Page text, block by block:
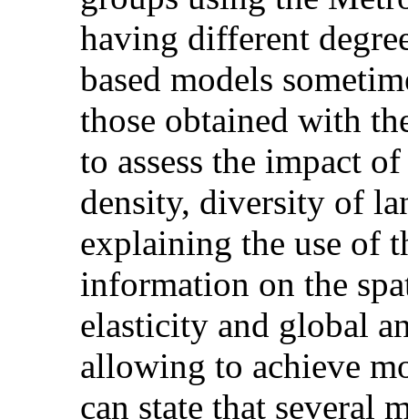
having different
based models
those obtained with
to assess the impact
density, diversity of
explaining the use of
information on the
elasticity and global
allowing to achieve
can state that several